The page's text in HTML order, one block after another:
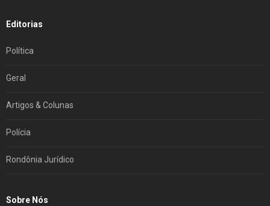
Editorias
Política
Geral
Artigos & Colunas
Polícia
Rondônia Jurídico
Sobre Nós